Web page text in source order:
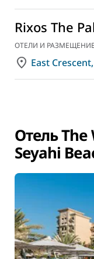
Rixos The
ОТЕЛИ И РАЗМЕЩЕНИЕ
East
Отель
Seyahi